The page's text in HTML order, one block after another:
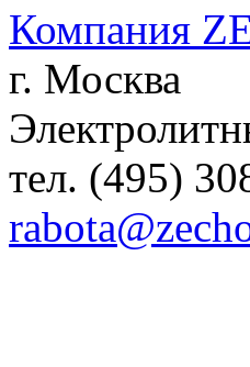
Компания
г. Москва
тел. (495)